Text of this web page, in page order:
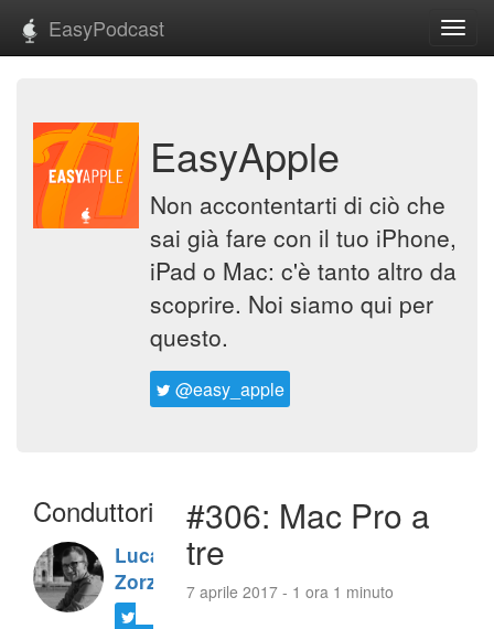
EasyPodcast
EasyApple
Non accontentarti di ciò che
sai già fare con il tuo iPhone,
iPad o Mac: c'è tanto altro da
scoprire. Noi siamo qui per
questo.
@easy_apple
Conduttori
Luca
Zorzi
#306: Mac Pro a
tre
7 aprile 2017 - 1 ora 1 minuto